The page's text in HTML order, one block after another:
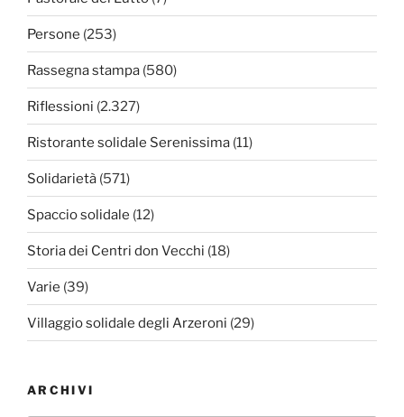
Persone (253)
Rassegna stampa (580)
Riflessioni (2.327)
Ristorante solidale Serenissima (11)
Solidarietà (571)
Spaccio solidale (12)
Storia dei Centri don Vecchi (18)
Varie (39)
Villaggio solidale degli Arzeroni (29)
ARCHIVI